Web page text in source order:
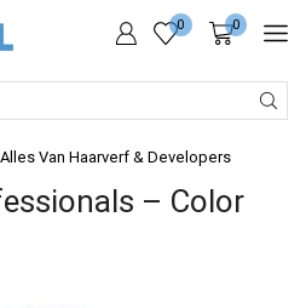
0 0
Alles Van Haarverf & Developers
– Color